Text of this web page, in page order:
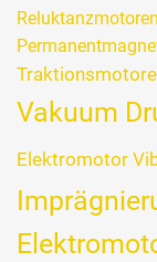
Reluktanzmotoren
Vakuum
Elektromotor